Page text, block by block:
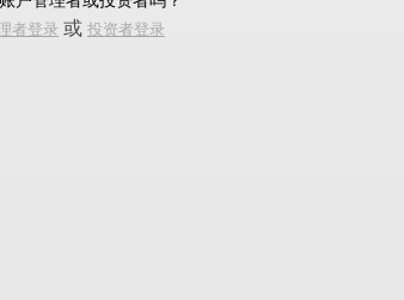
者登录 或 投资者登录